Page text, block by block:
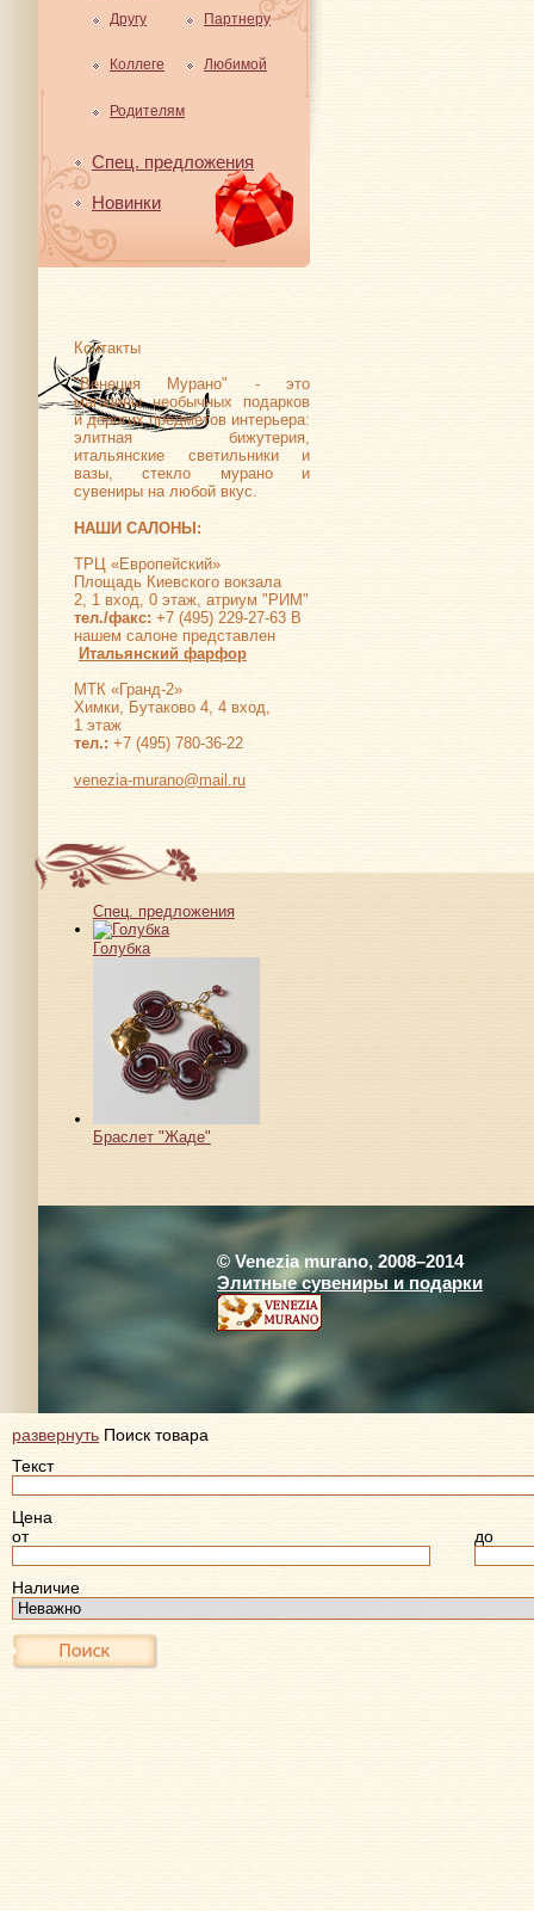
Другу Партнеру
Коллеге Любимой
Родителям
Спец. предложения
Новинки
Контакты
"Венеция Мурано" - это
магазины необычных подарков
и дорогих предметов интерьера:
элитная бижутерия,
итальянские светильники и
вазы, стекло мурано и
сувениры на любой вкус.
НАШИ САЛОНЫ:
ТРЦ «Европейский»
Площадь Киевского вокзала
2, 1 вход, 0 этаж, атриум "РИМ"
тел./факс: +7 (495) 229-27-63 В
нашем салоне представлен
Итальянский фарфор
МТК «Гранд-2»
Химки, Бутаково 4, 4 вход,
1 этаж
тел.: +7 (495) 780-36-22
venezia-murano@mail.ru
Спец. предложения
Голубка
Браслет "Жаде"
© Venezia murano, 2008–2014
Элитные сувениры и подарки
развернуть Поиск товара
Текст
Цена
от
до
Наличие